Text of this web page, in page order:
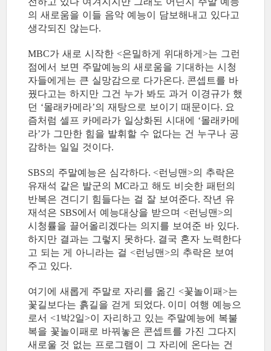
의 새로움을 이들 음악 예능이 담보해내고 있다고
생각되진 않는다.
MBC가 새로 시작한 <은밀하게 위대하게>는 그런
점에서 보면 주말예능의 새로움을 기대하는 시청
자들에게는 큰 실망감으로 다가온다. 콘셉트를 바
꿨다고는 하지만 그건 누가 봐도 과거 이경규가 했
던 ‘몰래카메라’의 재탕으로 보이기 때문이다. 요
즘처럼 셀프 카메라가 일상화된 시대에 ‘몰래카메
라’가 그만한 힘을 발휘할 수 없다는 건 누구나 공
감하는 일일 것이다.
SBS의 주말예능은 심각하다. <런닝맨>의 추락은
유재석 같은 발군의 MC라고 해도 비슷한 패턴의
반복은 견디기 힘들다는 걸 잘 보여준다. 작년 유
재석은 SBS에서 예능대상을 받으며 <런닝맨>의
시청률을 끌어올리겠다는 의지를 보여준 바 있다.
하지만 결과는 그렇지 못하다. 결국 혼자 노력한다
고 되는 게 아니라는 걸 <런닝맨>의 추락은 보여
주고 있다.
여기에 새롭게 주말로 자리를 옮긴 <꽃놀이패>는
꽃길보다는 흙길을 걷게 되었다. 이미 여행 예능으
로서 <1 박2일>이 자리하고 있는 주말예능에 복불
복을 꽃놀이패로 바꿔놓은 콘셉트를 가진 그다지
새로울 것 없는 프로그램이 그 자리에 온다는 건